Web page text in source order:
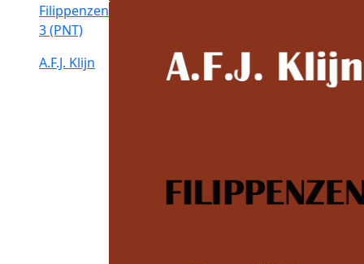
Filippenzen
3 (PNT)
A.F.J. Klijn